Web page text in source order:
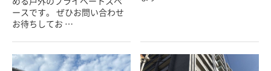
ースです。 ぜひお問い合わせ
お待ちしてお …